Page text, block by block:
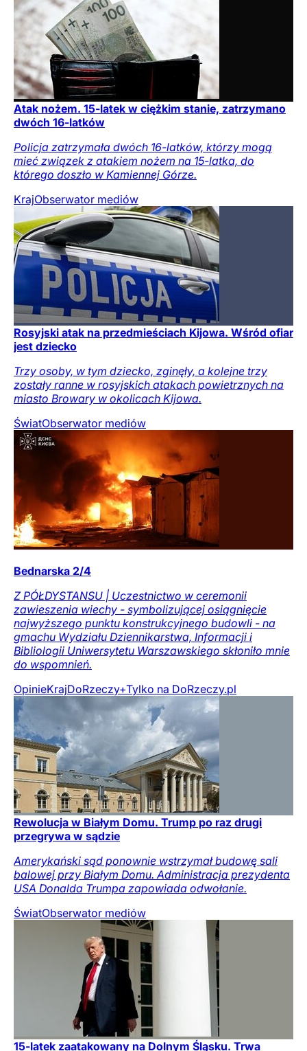
Atak nożem. 15-latek w ciężkim stanie, zatrzymano
dwóch 16-latków
Policja zatrzymała dwóch 16-latków, którzy mogą
mieć związek z atakiem nożem na 15-latka, do
którego doszło w Kamiennej Górze.
KrajObserwator mediów
Rosyjski atak na przedmieściach Kijowa. Wśród ofiar
jest dziecko
Trzy osoby, w tym dziecko, zginęły, a kolejne trzy
zostały ranne w rosyjskich atakach powietrznych na
miasto Browary w okolicach Kijowa.
ŚwiatObserwator mediów
Bednarska 2/4
Z PÓŁDYSTANSU | Uczestnictwo w ceremonii
zawieszenia wiechy - symbolizującej osiągnięcie
najwyższego punktu konstrukcyjnego budowli - na
gmachu Wydziału Dziennikarstwa, Informacji i
Bibliologii Uniwersytetu Warszawskiego skłoniło mnie
do wspomnień.
OpinieKrajDoRzeczy+Tylko na DoRzeczy.pl
Rewolucja w Białym Domu. Trump po raz drugi
przegrywa w sądzie
Amerykański sąd ponownie wstrzymał budowę sali
balowej przy Białym Domu. Administracja prezydenta
USA Donalda Trumpa zapowiada odwołanie.
ŚwiatObserwator mediów
15-latek zaatakowany na Dolnym Śląsku. Trwa